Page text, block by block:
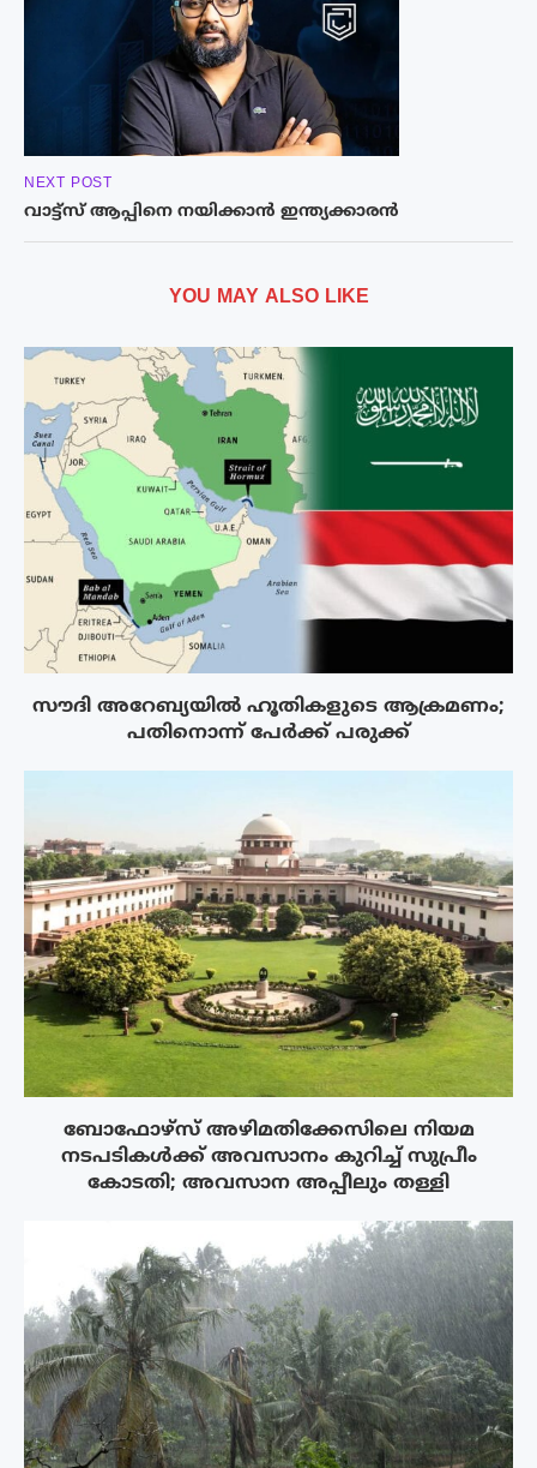
NEXT POST
വാട്ട്സ് ആപ്പിനെ നയിക്കാൻ ഇന്ത്യക്കാരൻ
YOU MAY ALSO LIKE
സൗദി അറേബ്യയിൽ ഹൂതികളുടെ ആക്രമണം;
പതിനൊന്ന് പേർക്ക് പരുക്ക്
ബോഫോഴ്‌സ് അഴിമതിക്കേസിലെ നിയമ
നടപടികൾക്ക് അവസാനം കുറിച്ച് സുപ്രീം
കോടതി; അവസാന അപ്പീലും തള്ളി